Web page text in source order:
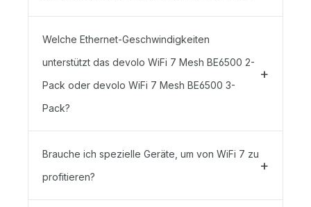
Welche Ethernet-Geschwindigkeiten
unterstützt das devolo WiFi 7 Mesh BE6500 2-
Pack oder devolo WiFi 7 Mesh BE6500 3-
Pack?
Brauche ich spezielle Geräte, um von WiFi 7 zu
profitieren?